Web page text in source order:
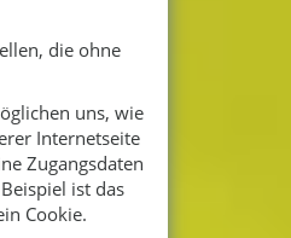
die ohne
uns, wie
Internetseite
Zugangsdaten
ist das
Cookie.